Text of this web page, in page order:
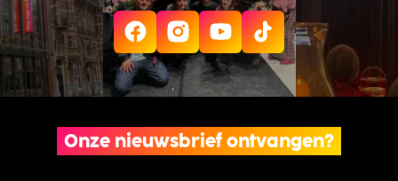
Onze nieuwsbrief ontvangen?